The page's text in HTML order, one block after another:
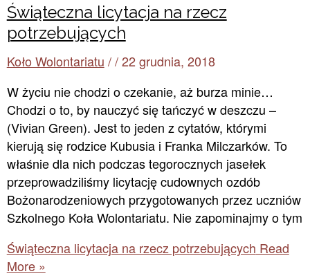
Świąteczna licytacja na rzecz
potrzebujących
Koło Wolontariatu //22 grudnia, 2018
W życiu nie chodzi o czekanie, aż burza minie…
Chodzi o to, by nauczyć się tańczyć w deszczu –
(Vivian Green). Jest to jeden z cytatów, którymi
kierują się rodzice Kubusia i Franka Milczarków. To
właśnie dla nich podczas tegorocznych jasełek
przeprowadziliśmy licytację cudownych ozdób
Bożonarodzeniowych przygotowanych przez uczniów
Szkolnego Koła Wolontariatu. Nie zapominajmy o tym
Świąteczna licytacja na rzecz potrzebujących Read
More »